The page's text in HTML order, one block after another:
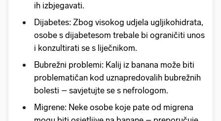
ih izbjegavati.
Dijabetes: Zbog visokog udjela ugljikohidrata,
osobe s dijabetesom trebale bi ograničiti unos
i konzultirati se s liječnikom.
Bubrežni problemi: Kalij iz banana može biti
problematičan kod uznapredovalih bubrežnih
bolesti – savjetujte se s nefrologom.
Migrene: Neke osobe koje pate od migrena